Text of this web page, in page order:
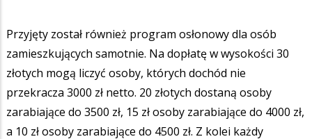
Przyjęty został również program osłonowy dla osób
zamieszkujących samotnie. Na dopłatę w wysokości 30
złotych mogą liczyć osoby, których dochód nie
przekracza 3000 zł netto. 20 złotych dostaną osoby
zarabiające do 3500 zł, 15 zł osoby zarabiające do 4000 zł,
a 10 zł osoby zarabiające do 4500 zł. Z kolei każdy